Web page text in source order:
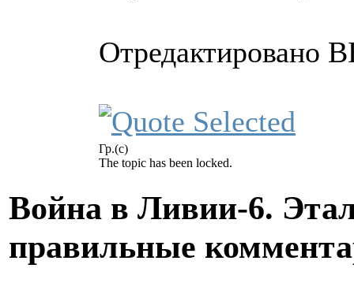
Отредактировано
Гр.(с)
The topic has been locked.
Война в Ливии-6.
правильные